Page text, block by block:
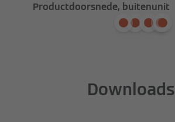
Productdoorsnede, buitenunit
Downloads